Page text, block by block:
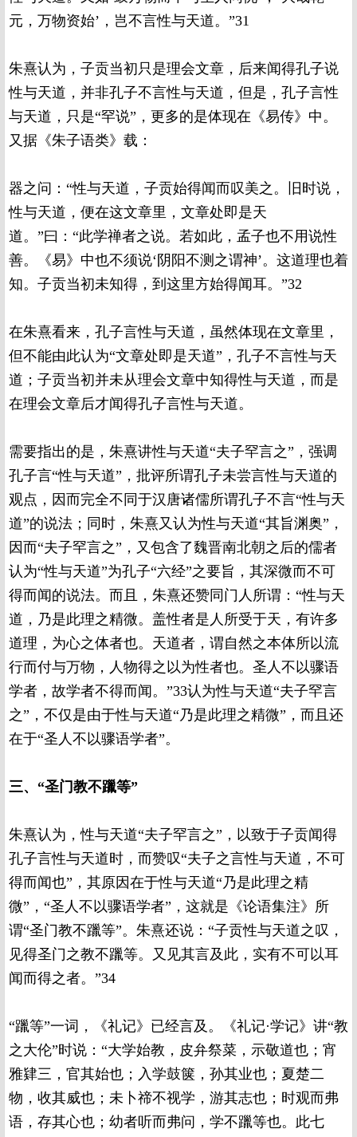
元，万物资始’，岂不言性与天道。”31
朱熹认为，子贡当初只是理会文章，后来闻得孔子说
性与天道，并非孔子不言性与天道，但是，孔子言性
与天道，只是“罕说”，更多的是体现在《易传》中。
又据《朱子语类》载：
器之问：“性与天道，子贡始得闻而叹美之。旧时说，
性与天道，便在这文章里，文章处即是天
道。”曰：“此学禅者之说。若如此，孟子也不用说性
善。《易》中也不须说‘阴阳不测之谓神’。这道理也着
知。子贡当初未知得，到这里方始得闻耳。”32
在朱熹看来，孔子言性与天道，虽然体现在文章里，
但不能由此认为“文章处即是天道”，孔子不言性与天
道；子贡当初并未从理会文章中知得性与天道，而是
在理会文章后才闻得孔子言性与天道。
需要指出的是，朱熹讲性与天道“夫子罕言之”，强调
孔子言“性与天道”，批评所谓孔子未尝言性与天道的
观点，因而完全不同于汉唐诸儒所谓孔子不言“性与天
道”的说法；同时，朱熹又认为性与天道“其旨渊奥”，
因而“夫子罕言之”，又包含了魏晋南北朝之后的儒者
认为“性与天道”为孔子“六经”之要旨，其深微而不可
得而闻的说法。而且，朱熹还赞同门人所谓：“性与天
道，乃是此理之精微。盖性者是人所受于天，有许多
道理，为心之体者也。天道者，谓自然之本体所以流
行而付与万物，人物得之以为性者也。圣人不以骤语
学者，故学者不得而闻。”33认为性与天道“夫子罕言
之”，不仅是由于性与天道“乃是此理之精微”，而且还
在于“圣人不以骤语学者”。
三、“圣门教不躐等”
朱熹认为，性与天道“夫子罕言之”，以致于子贡闻得
孔子言性与天道时，而赞叹“夫子之言性与天道，不可
得而闻也”，其原因在于性与天道“乃是此理之精
微”，“圣人不以骤语学者”，这就是《论语集注》所
谓“圣门教不躐等”。朱熹还说：“子贡性与天道之叹，
见得圣门之教不躐等。又见其言及此，实有不可以耳
闻而得之者。”34
“躐等”一词，《礼记》已经言及。《礼记·学记》讲“教
之大伦”时说：“大学始教，皮弁祭菜，示敬道也；宵
雅肄三，官其始也；入学鼓箧，孙其业也；夏楚二
物，收其威也；未卜禘不视学，游其志也；时观而弗
语，存其心也；幼者听而弗问，学不躐等也。此七